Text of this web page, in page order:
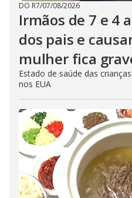
DO R7/07/08/2026
Irmãos de 7 e 4
dos pais e
mulher fica
Estado de saúde das
nos EUA